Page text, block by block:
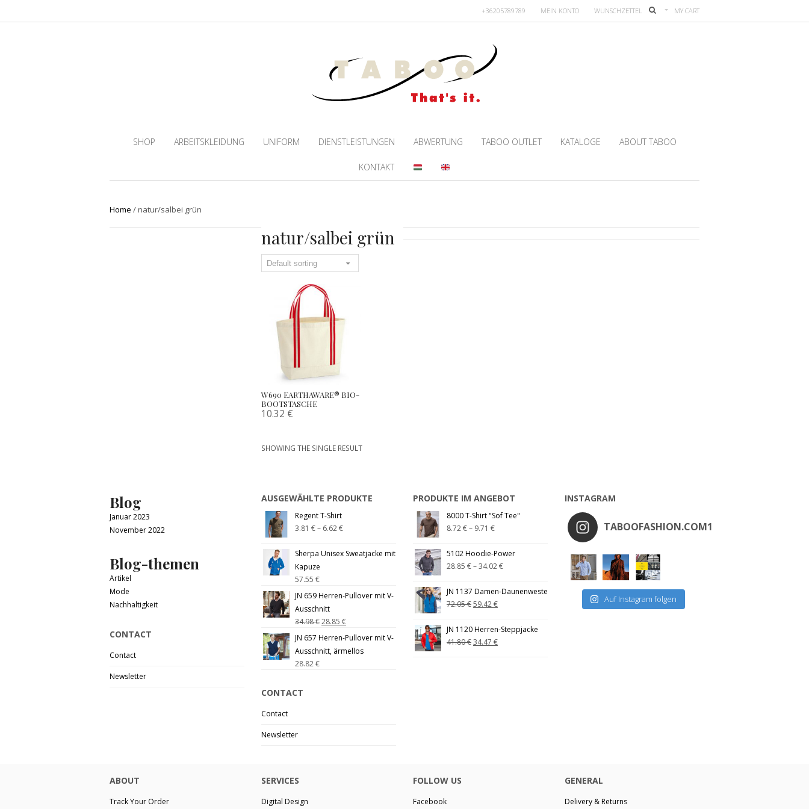
MY CART
+36205789789 MEIN KONTO WUNSCHZETTEL
SHOP ARBEITSKLEIDUNG UNIFORM DIENSTLEISTUNGEN ABWERTUNG TABOO OUTLET KATALOGE ABOUT TABOO
KONTAKT
Home /natur/salbei grün
natur/salbei grün
W690 EARTHAWARE® BIO-
BOOTSTASCHE
10.32 €
SHOWING THE SINGLE RESULT
Blog
Januar 2023
November 2022
Blog-themen
Artikel
Mode
Nachhaltigkeit
CONTACT
Contact
Newsletter
AUSGEWÄHLTE PRODUKTE
Regent T-Shirt
3.81 €– 6.62€
Sherpa Unisex Sweatjacke mit
Kapuze
57.55 €
JN 659 Herren-Pullover mit V-
Ausschnitt
34.98€28.85 €
JN 657 Herren-Pullover mit V-
Ausschnitt, ärmellos
28.82€
CONTACT
Contact
Newsletter
PRODUKTE IM ANGEBOT
8000 T-Shirt "Sof Tee"
8.72€– 9.71 €
5102 Hoodie-Power
28.85 €–34.02€
JN 1137 Damen-Daunenweste
72.05€59.42€
JN 1120 Herren-Steppjacke
41.80€34.47 €
INSTAGRAM
TABOOFASHION.COM1
Auf Instagram folgen
ABOUT
Track Your Order
SERVICES
Digital Design
FOLLOW US
Facebook
GENERAL
Delivery & Returns